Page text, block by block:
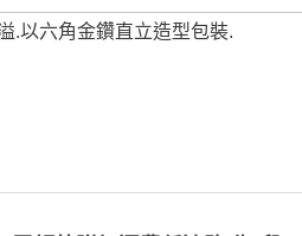
.以六角金鑽直立造型包裝.